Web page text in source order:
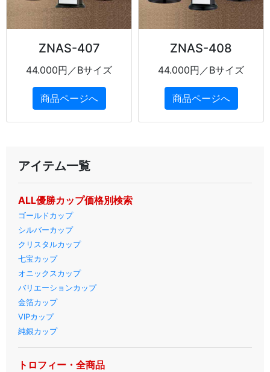
ZNAS-407
44.000円／Bサイズ
商品ページへ
ZNAS-408
44.000円／Bサイズ
商品ページへ
アイテム一覧
ALL優勝カップ価格別検索
ゴールドカップ
シルバーカップ
クリスタルカップ
七宝カップ
オニックスカップ
バリエーションカップ
金箔カップ
VIPカップ
純銀カップ
トロフィー・全商品